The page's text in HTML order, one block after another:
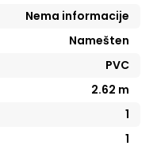
Nema informacije
Namešten
PVC
2.62 m
1
1